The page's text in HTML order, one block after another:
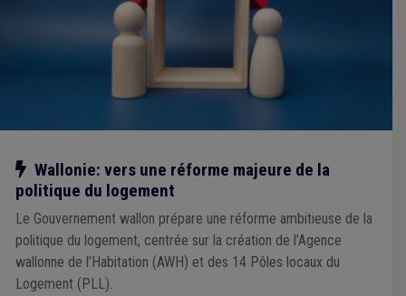
Notre action
Wallonie: vers une réforme majeure de la
politique du logement
Le Gouvernement wallon prépare une réforme ambitieuse de la
politique du logement, centrée sur la création de l’Agence
wallonne de l’Habitation (AWH) et des 14 Pôles locaux du
Logement (PLL).